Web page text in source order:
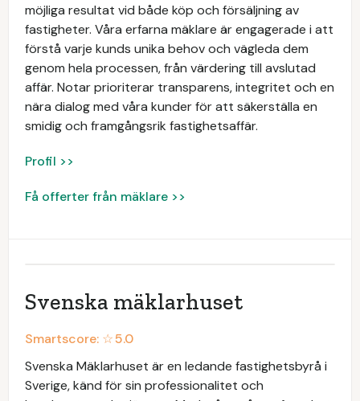
möjliga resultat vid både köp och försäljning av
fastigheter. Våra erfarna mäklare är engagerade i att
förstå varje kunds unika behov och vägleda dem
genom hela processen, från värdering till avslutad
affär. Notar prioriterar transparens, integritet och en
nära dialog med våra kunder för att säkerställa en
smidig och framgångsrik fastighetsaffär.
Profil >>
Få offerter från mäklare >>
Svenska mäklarhuset
Smartscore: ☆5.0
Svenska Mäklarhuset är en ledande fastighetsbyrå i
Sverige, känd för sin professionalitet och